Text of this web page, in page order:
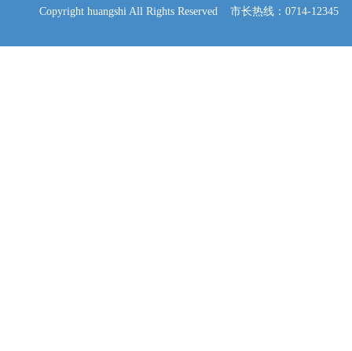
Copyright huangshi All Rights Reserved 市长热线：0714-12345